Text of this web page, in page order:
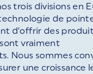
trois divisions en
de
d’offrir des
vraiment
Nous sommes
une croissance